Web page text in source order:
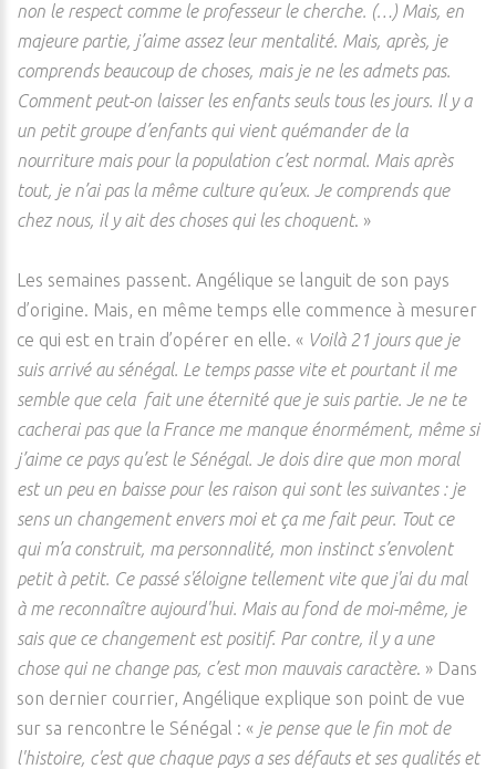
non le respect comme le professeur le cherche. (…) Mais, en
majeure partie, j’aime assez leur mentalité. Mais, après, je
comprends beaucoup de choses, mais je ne les admets pas.
Comment peut-on laisser les enfants seuls tous les jours. Il y a
un petit groupe d’enfants qui vient quémander de la
nourriture mais pour la population c’est normal. Mais après
tout, je n’ai pas la même culture qu’eux. Je comprends que
chez nous, il y ait des choses qui les choquent. »
Les semaines passent. Angélique se languit de son pays
d’origine. Mais, en même temps elle commence à mesurer
ce qui est en train d’opérer en elle. « Voilà 21 jours que je
suis arrivé au sénégal. Le temps passe vite et pourtant il me
semble que cela fait une éternité que je suis partie. Je ne te
cacherai pas que la France me manque énormément, même si
j’aime ce pays qu’est le Sénégal. Je dois dire que mon moral
est un peu en baisse pour les raison qui sont les suivantes : je
sens un changement envers moi et ça me fait peur. Tout ce
qui m’a construit, ma personnalité, mon instinct s’envolent
petit à petit. Ce passé s'éloigne tellement vite que j'ai du mal
à me reconnaître aujourd'hui. Mais au fond de moi-même, je
sais que ce changement est positif. Par contre, il y a une
chose qui ne change pas, c’est mon mauvais caractère. » Dans
son dernier courrier, Angélique explique son point de vue
sur sa rencontre le Sénégal : « je pense que le fin mot de
l'histoire, c'est que chaque pays a ses défauts et ses qualités et